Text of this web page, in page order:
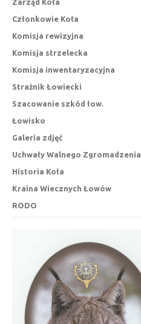
Członkowie Koła
Komisja rewizyjna
Komisja strzelecka
Komisja inwentaryzacyjna
Strażnik Łowiecki
Szacowanie szkód łow.
Łowisko
Galeria zdjęć
Uchwały Walnego Zgromadzenia
Historia Koła
Kraina Wiecznych Łowów
RODO